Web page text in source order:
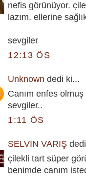
nefis görünüyor.
lazım. ellerine
sevgiler
12:13 ÖS
Unknown dedi ki...
Canım enfes
sevgiler..
1:11 ÖS
SELVİN VARIŞ
çilekli tart süper
benimde canım